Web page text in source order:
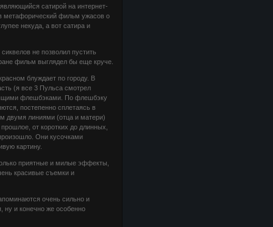
сатирой на интернет-
метафорический фильм ужасов о
некуда, а вот сатира и
не позволил пустить
фильм выглядел бы еще круче.
блуждает по городу. В
(я все 3 Пульса смотрел
флешбэками. По флешбэку
постепенно сплетаясь в
двумя линиями (отца и матери)
от коротких до длинных,
Они кусочками
картину.
приятные и милые эффекты,
красивые съемки и
очень сильно и
ну и конечно же особенно